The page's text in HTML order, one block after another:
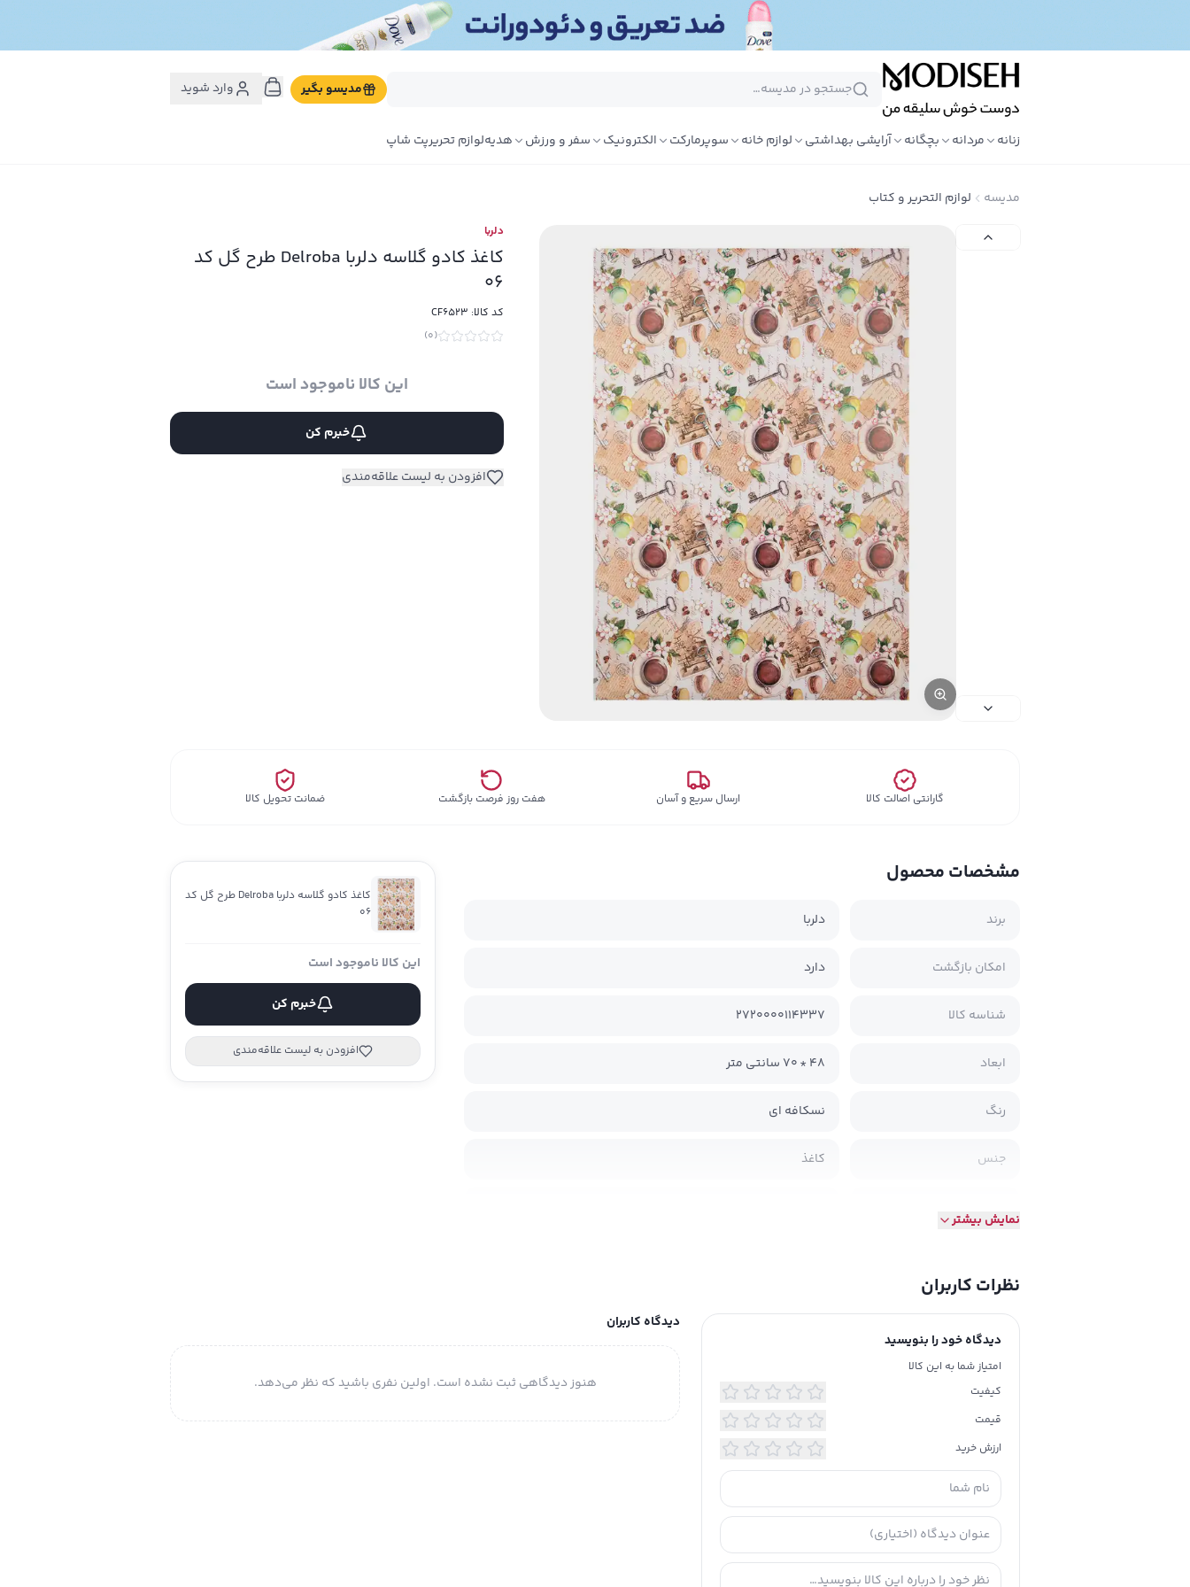
مدیسو بگیر وارد شوید
زنانه مردانه بچگانه آرایشی بهداشتی لوازم خانه سوپرمارکت الکترونیک سفر و ورزش هدیهلوازم تحریرپت شاپ
مدیسه لوازم التحریر و کتاب
دلربا
کاغذ کادو گلاسه دلربا Delroba طرح گل کد
06
کد کالا: CF6523
(
0
)
این کالا ناموجود است
خبرم کن
افزودن به لیست علاقه‌مندی
گارانتی اصالت کالا ارسال سریع و آسان هفت روز فرصت بازگشت ضمانت تحویل کالا
مشخصات محصول
برند دلربا
امکان بازگشت دارد
شناسه کالا 2720000114337
ابعاد ‫48 * 70 سانتی متر‬
رنگ نسکافه ای
جنس کاغذ
نمایش بیشتر
کاغذ کادو گلاسه دلربا Delroba طرح گل کد
06
این کالا ناموجود است
خبرم کن
افزودن به لیست علاقه‌مندی
نظرات کاربران
دیدگاه خود را بنویسید
امتیاز شما به این کالا
کیفیت
قیمت
ارزش خرید
دیدگاه کاربران
هنوز دیدگاهی ثبت نشده است. اولین نفری باشید که نظر می‌دهد.